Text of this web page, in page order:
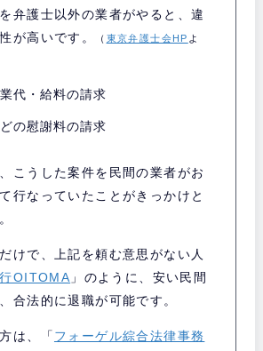
弁護士以外の業者がやると、違
が高いです。
（ 東京弁護士会HP よ
代・給料の請求
の慰謝料の請求
こうした案件を民間の業者がお
行なっていたことがきっかけと
けで、上記を頼む意思がない人
OITOMA 」のように、安い民間
合法的に退職が可能です。
は、「 フォーゲル綜合法律事務